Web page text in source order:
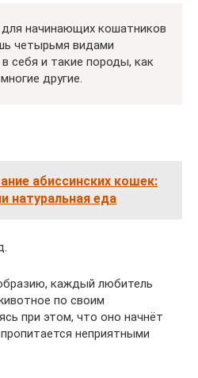
начинающих кошатников
четырьмя видами
себя и такие породы, как
другие.
абиссинских кошек:
натуральная еда
каждый любитель
по своим
при этом, что оно начнёт
неприятными